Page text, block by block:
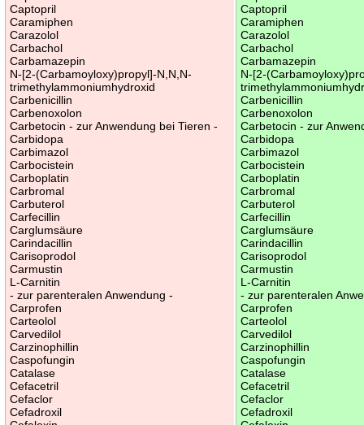
Captopril
Caramiphen
Carazolol
Carbachol
Carbamazepin
N-[2-(Carbamoyloxy)propyl]-N,N,N-
trimethylammoniumhydroxid
Carbenicillin
Carbenoxolon
Carbetocin - zur Anwendung bei Tieren -
Carbidopa
Carbimazol
Carbocistein
Carboplatin
Carbromal
Carbuterol
Carfecillin
Carglumsäure
Carindacillin
Carisoprodol
Carmustin
L-Carnitin
- zur parenteralen Anwendung -
Carprofen
Carteolol
Carvedilol
Carzinophillin
Caspofungin
Catalase
Cefacetril
Cefaclor
Cefadroxil
Captopril
Caramiphen
Carazolol
Carbachol
Carbamazepin
N-[2-
Carbenicillin
Carbenoxolon
Carbetocin - zur
Carbidopa
Carbimazol
Carbocistein
Carboplatin
Carbromal
Carbuterol
Carfecillin
Carglumsäure
Carindacillin
Carisoprodol
Carmustin
L-Carnitin
- zur parenteralen
Carprofen
Carteolol
Carvedilol
Carzinophillin
Caspofungin
Catalase
Cefacetril
Cefaclor
Cefadroxil